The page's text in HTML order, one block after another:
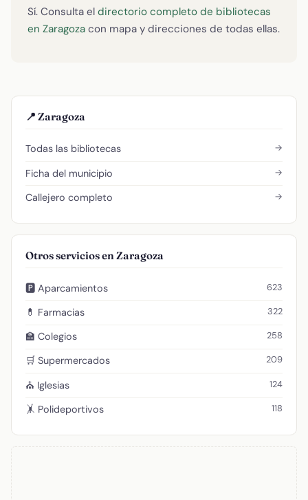
Sí. Consulta el directorio completo de bibliotecas
en Zaragoza con mapa y direcciones de todas ellas.
📍 Zaragoza
Todas las bibliotecas →
Ficha del municipio →
Callejero completo →
Otros servicios en Zaragoza
🅿️ Aparcamientos 623
💊 Farmacias 322
🏫 Colegios 258
🛒 Supermercados 209
⛪ Iglesias 124
🤸 Polideportivos 118